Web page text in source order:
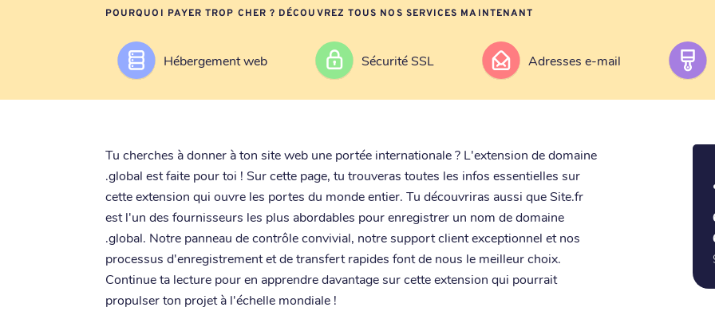
POURQUOI PAYER TROP CHER ? DÉCOUVREZ TOUS NOS SERVICES MAINTENANT
Hébergement web Sécurité SSL Adresses e-mail
Tu cherches à donner à ton site web une portée internationale ? L'extension de domaine
.global est faite pour toi ! Sur cette page, tu trouveras toutes les infos essentielles sur
cette extension qui ouvre les portes du monde entier. Tu découvriras aussi que Site.fr
est l'un des fournisseurs les plus abordables pour enregistrer un nom de domaine
.global. Notre panneau de contrôle convivial, notre support client exceptionnel et nos
processus d'enregistrement et de transfert rapides font de nous le meilleur choix.
Continue ta lecture pour en apprendre davantage sur cette extension qui pourrait
propulser ton projet à l'échelle mondiale !